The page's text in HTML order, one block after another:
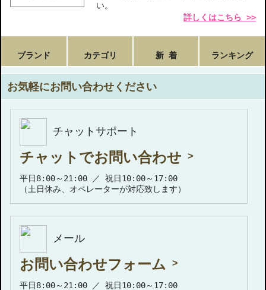
い。
詳しくはこちら >>
ブランド カテゴリ 新 着 ランキング
お気軽にお問い合わせください
チャットサポート
チャットでお問い合わせ
平日8:00～21:00 ／ 祝日10:00～17:00
（土日休み、オペレーターが対応致します）
メール
お問い合わせフォーム
平日8:00～21:00 ／ 祝日10:00～17:00